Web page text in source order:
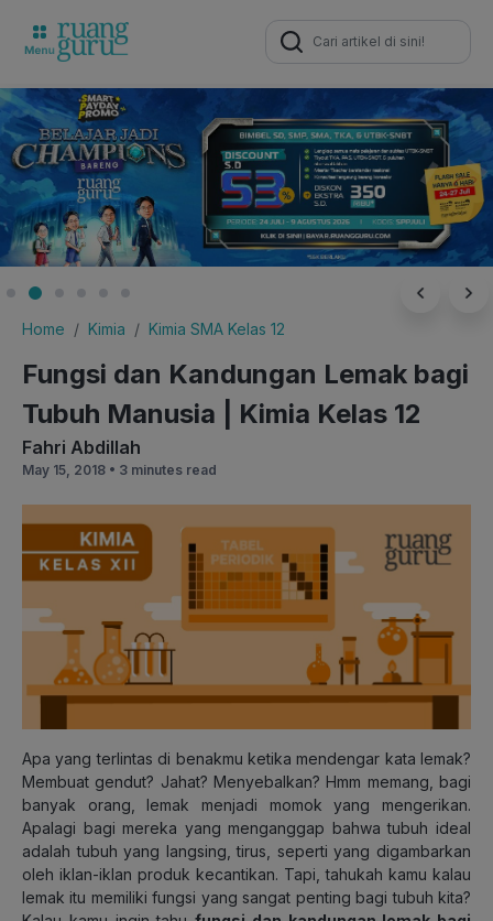
Search
for:
Home Kimia Kimia SMA Kelas 12
Fungsi dan Kandungan Lemak bagi
Tubuh Manusia | Kimia Kelas 12
Fahri Abdillah
May 15, 2018 • 3 minutes read
Apa yang terlintas di benakmu ketika mendengar kata lemak?
Membuat gendut? Jahat? Menyebalkan? Hmm memang, bagi
banyak orang, lemak menjadi momok yang mengerikan.
Apalagi bagi mereka yang menganggap bahwa tubuh ideal
adalah tubuh yang langsing, tirus, seperti yang digambarkan
oleh iklan-iklan produk kecantikan. Tapi, tahukah kamu kalau
lemak itu memiliki fungsi yang sangat penting bagi tubuh kita?